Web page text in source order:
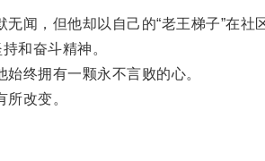
，但他却以自己的“老王梯子”在社
和奋斗精神。
终拥有一颗永不言败的心。
改变。